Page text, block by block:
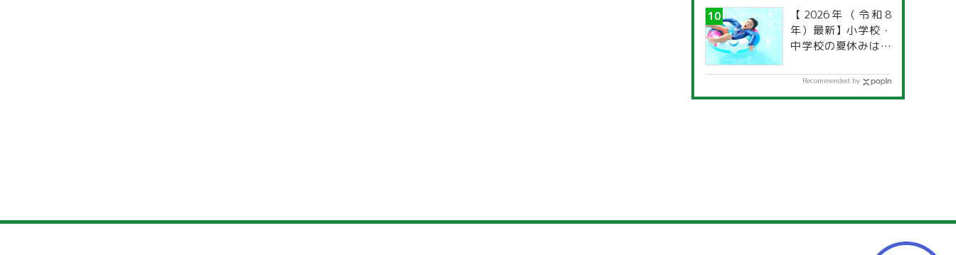
【2026年（令和8
年）最新】小学校・
中学校の夏休みはい
道府県別「夏季休暇
Recommended by